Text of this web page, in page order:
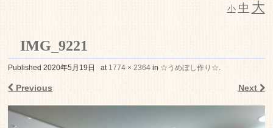
小 中 大
特別養護老人ホーム | 介護付有料
老人ホーム いこいの里
IMG_9221
Published2020年5月19日 at 1774 × 2364 in ☆うめぼし作り☆.
Previous Next